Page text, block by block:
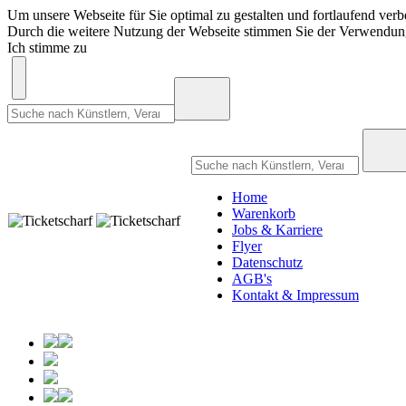
Um unsere Webseite für Sie optimal zu gestalten und fortlaufend
Durch die weitere Nutzung der Webseite stimmen Sie der
Ich stimme zu
Home
Warenkorb
Jobs & Karriere
Flyer
Datenschutz
AGB's
Kontakt & Impressum